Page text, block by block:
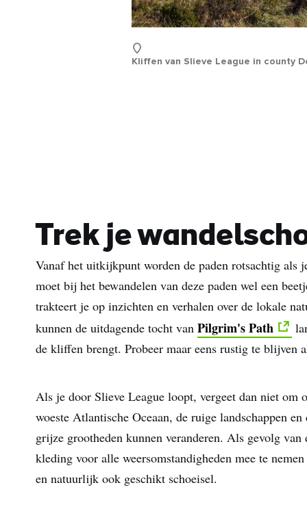
E-
Kliffen van Slieve League in county
Trek je
Vanaf het uitkijkpunt worden de paden rotsachtig
moet bij het bewandelen van deze paden wel een
trakteert je op inzichten en verhalen over de lokale
kunnen de uitdagende tocht van Pilgrim's Path
de kliffen brengt. Probeer maar eens rustig te blijven
Als je door Slieve League loopt, vergeet dan niet om
woeste Atlantische Oceaan, de ruige landschappen
grijze grootheden kunnen veranderen. Als gevolg
kleding voor alle weersomstandigheden mee te
en natuurlijk ook geschikt schoeisel.